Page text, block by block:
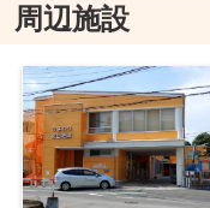
周辺施設